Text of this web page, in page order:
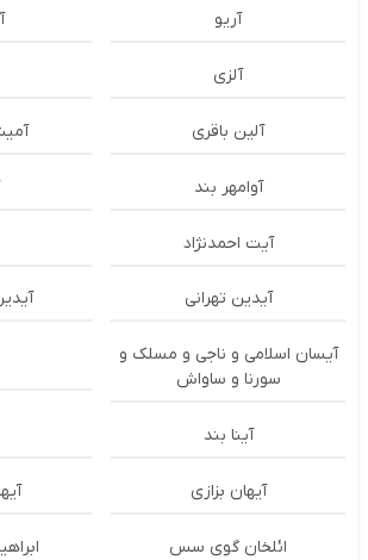
آریو
آلزی
آلین باقری
آوامهر بند
آیت احمدنژاد
آیدین تهرانی
آیسان اسلامی و ناجی و مسلک و
سورنا و ساواش
آینا بند
آیهان بزازی
ائلخان گوی سس